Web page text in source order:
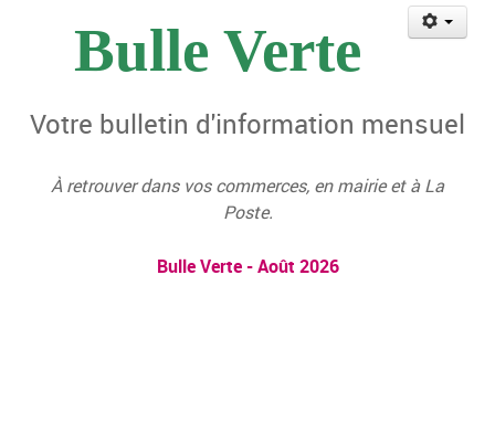
Bulle Verte
Votre bulletin d'information mensuel
À retrouver dans vos commerces, en mairie et à La
Poste.
Bulle Verte - Août 2026